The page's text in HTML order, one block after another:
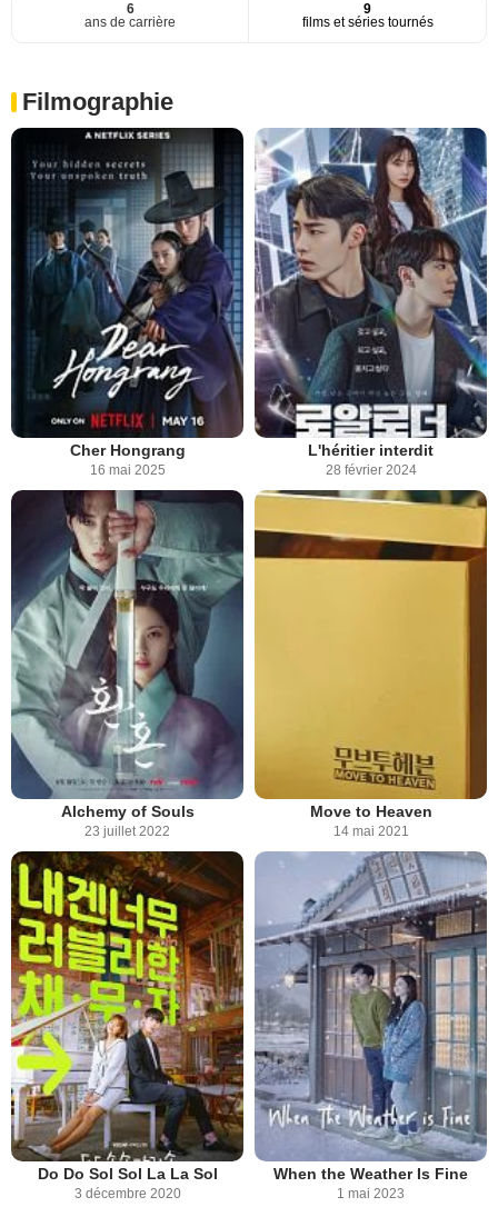
6
ans de carrière
9
films et séries tournés
Filmographie
Cher Hongrang
16 mai 2025
L'héritier interdit
28 février 2024
Alchemy of Souls
23 juillet 2022
Move to Heaven
14 mai 2021
Do Do Sol Sol La La Sol
3 décembre 2020
When the Weather Is Fine
1 mai 2023